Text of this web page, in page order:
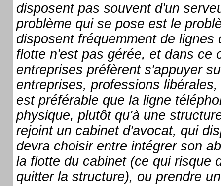
disposent pas souvent d'un
problème qui se pose est le
disposent fréquemment de
flotte n'est pas gérée, et dans ce
entreprises préfèrent s'appuyer
entreprises, professions
est préférable que la ligne
physique, plutôt qu'à une
rejoint un cabinet d'avocat, qui
devra choisir entre intégrer son
la flotte du cabinet (ce qui risque
quitter la structure), ou prendre